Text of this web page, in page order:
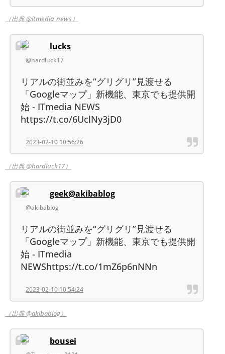
（出典 @itmedia_news）
lucks
@hardluck17
リアルの街並みを“グリグリ”見渡せる
「Googleマップ」新機能、東京でも提供開
始 - ITmedia NEWS
https://t.co/6UclNy3jD0
2023-02-10 10:56:26
（出典 @hardluck17）
geek@akibablog
@akibablog
リアルの街並みを“グリグリ”見渡せる
「Googleマップ」新機能、東京でも提供開
始 - ITmedia
NEWShttps://t.co/1mZ6p6nNNn
2023-02-10 10:54:24
（出典 @akibablog）
bousei